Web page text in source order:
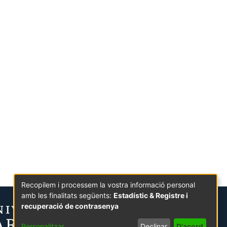
Recopilem i processem la vostra informació personal
amb les finalitats següents: Estadístic & Registre i
recuperació de contrasenya